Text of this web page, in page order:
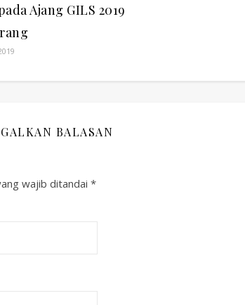
Ajang GILS 2019
BALASAN
wajib ditandai *